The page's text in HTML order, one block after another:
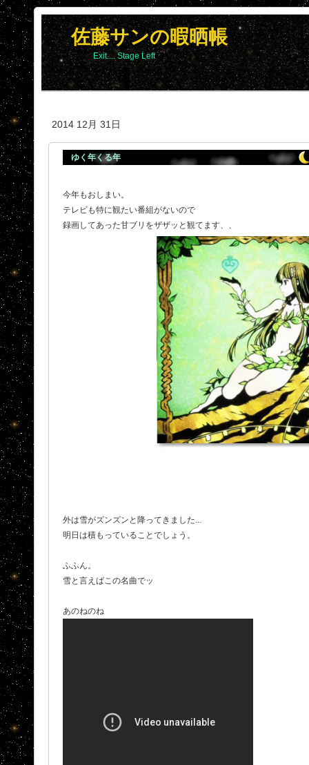
佐藤サンの暇晒帳
Exit.... Stage Left
2014 12月 31日
ゆく年くる年
今年もおしまい。
テレビも特に観たい番組がないので
録画してあった甘ブリをザザッと観てます、、
外は雪がズンズンと降ってきました...
明日は積もっていることでしょう。
ふふん。
雪と言えばこの名曲でッ
あのねのね